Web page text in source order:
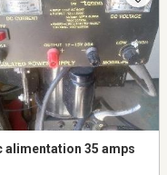
alimentation 35 amps